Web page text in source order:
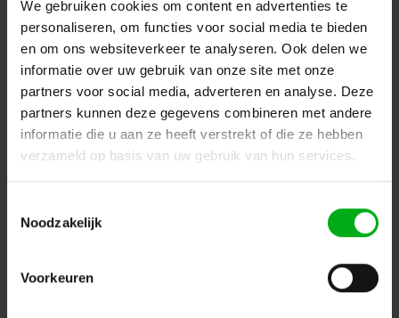
We gebruiken cookies om content en advertenties te
personaliseren, om functies voor social media te bieden
en om ons websiteverkeer te analyseren. Ook delen we
informatie over uw gebruik van onze site met onze
partners voor social media, adverteren en analyse. Deze
partners kunnen deze gegevens combineren met andere
informatie die u aan ze heeft verstrekt of die ze hebben
verzameld op basis van uw gebruik van hun services.
Noodzakelijk
Voorkeuren
Neutrik | NAC3MPX-TOP | powerCON TRUE1
TOP
Neutrik |NAC3MPX-TOP